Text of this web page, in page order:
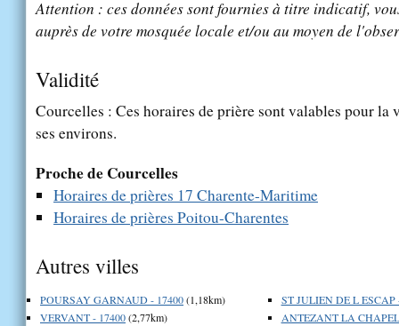
Attention : ces données sont fournies à titre indicatif,
auprès de votre mosquée locale et/ou au moyen de
Validité
Courcelles : Ces horaires de prière sont valables pour
ses environs.
Proche de Courcelles
Horaires de prières 17 Charente-Maritime
Horaires de prières Poitou-Charentes
Autres villes
POURSAY GARNAUD - 17400(1,18km)
VERVANT - 17400(2,77km)
ST JULIEN DE L ESCAP
ANTEZANT LA